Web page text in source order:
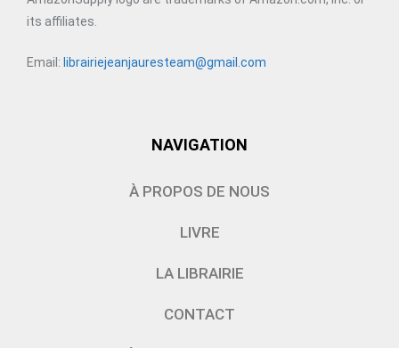
its affiliates.
Email: librairiejeanjauresteam@gmail.com
NAVIGATION
À PROPOS DE NOUS
LIVRE
LA LIBRAIRIE
CONTACT